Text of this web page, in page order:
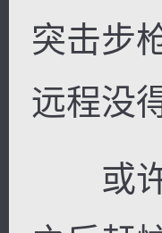
突击步
远程没
或许